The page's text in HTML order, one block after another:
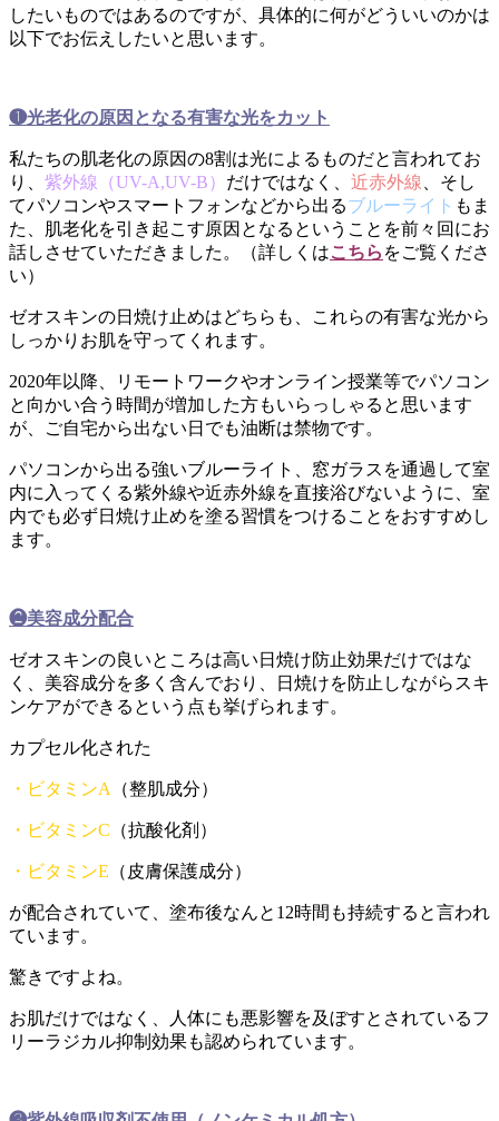
したいものではあるのですが、具体的に何がどういいのかは
以下でお伝えしたいと思います。
❶光老化の原因となる有害な光をカット
私たちの肌老化の原因の8割は光によるものだと言われてお
り、 紫外線（UV-A,UV-B） だけではなく、 近赤外線 、そし
てパソコンやスマートフォンなどから出るブルーライト もま
た、肌老化を引き起こす原因となるということを前々回にお
話しさせていただきました。（詳しくはこちら をご覧くださ
い）
ゼオスキンの日焼け止めはどちらも、これらの有害な光から
しっかりお肌を守ってくれます。
2020年以降、リモートワークやオンライン授業等でパソコン
と向かい合う時間が増加した方もいらっしゃると思います
が、ご自宅から出ない日でも油断は禁物です。
パソコンから出る強いブルーライト、窓ガラスを通過して室
内に入ってくる紫外線や近赤外線を直接浴びないように、室
内でも必ず日焼け止めを塗る習慣をつけることをおすすめし
ます。
❷美容成分配合
ゼオスキンの良いところは高い日焼け防止効果だけではな
く、美容成分を多く含んでおり、日焼けを防止しながらスキ
ンケアができるという点も挙げられます。
カプセル化された
・ビタミンA （整肌成分）
・ビタミンC （抗酸化剤）
・ビタミンE （皮膚保護成分）
が配合されていて、塗布後なんと12時間も持続すると言われ
ています。
驚きですよね。
お肌だけではなく、人体にも悪影響を及ぼすとされているフ
リーラジカル抑制効果も認められています。